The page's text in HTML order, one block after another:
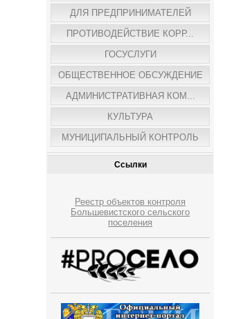
ДЛЯ ПРЕДПРИНИМАТЕЛЕЙ
ПРОТИВОДЕЙСТВИЕ КОРР...
ГОСУСЛУГИ
ОБЩЕСТВЕННОЕ ОБСУЖДЕНИЕ
АДМИНИСТРАТИВНАЯ КОМ...
КУЛЬТУРА
МУНИЦИПАЛЬНЫЙ КОНТРОЛЬ
Ссылки
Реестр объектов контроля
Большевистского сельского
поселения